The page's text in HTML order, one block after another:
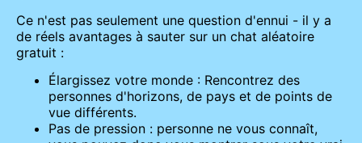
Ce n'est pas seulement une question d'ennui - il y a
de réels avantages à sauter sur un chat aléatoire
gratuit :
Élargissez votre monde : Rencontrez des
personnes d'horizons, de pays et de points de
vue différents.
Pas de pression : personne ne vous connaît,